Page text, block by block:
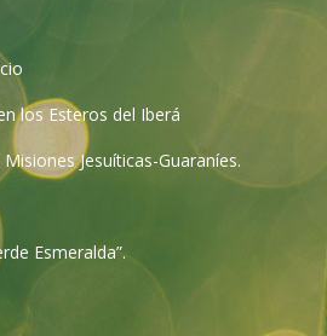
los Esteros del Iberá
Jesuíticas-Guaraníes.
Esmeralda”.